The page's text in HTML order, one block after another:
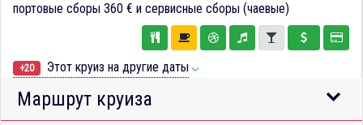
портовые сборы 360 € и сервисные сборы (чаевые)
+20 Этот круиз на другие даты
Маршрут круиза